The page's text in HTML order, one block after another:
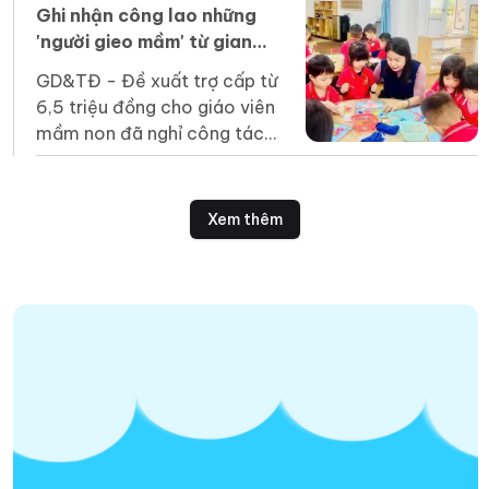
Ghi nhận công lao những
'người gieo mầm' từ gian
GD&TĐ - Đề xuất trợ cấp từ
6,5 triệu đồng cho giáo viên
mầm non đã nghỉ công tác
nhưng chưa được hưởng chế
mang tính nhân văn.
Xem thêm